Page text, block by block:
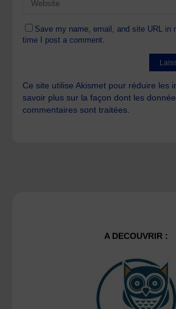
Save my name, email, and site URL in
time I post a comment.
Ce site utilise Akismet pour réduire les
savoir plus sur la façon dont les
commentaires sont traitées.
A DECOUVRIR :